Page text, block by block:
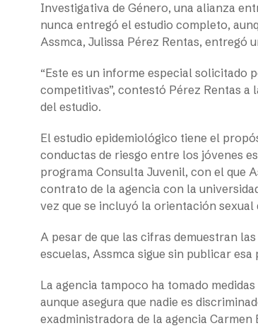
Investigativa de Género, una alianza
nunca entregó el estudio completo,
Assmca, Julissa Pérez Rentas, entregó
“Este es un informe especial solicitado
competitivas”, contestó Pérez Rentas
del estudio.
El estudio epidemiológico tiene el
conductas de riesgo entre los jóvenes
programa Consulta Juvenil, con el que
contrato de la agencia con la
vez que se incluyó la orientación
A pesar de que las cifras demuestran
escuelas, Assmca sigue sin publicar
La agencia tampoco ha tomado
aunque asegura que nadie es
exadministradora de la agencia Carmen